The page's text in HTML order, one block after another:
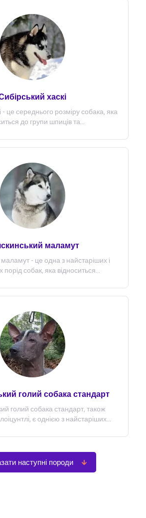
хаскі
- це середнього розміру собака, яка
до групи шпиців та...
маламут
- це одна з найстаріших і
собак, яка відноситься...
голий собака стандарт
голий собака стандарт, також
є однією з найстаріших...
наступні породи